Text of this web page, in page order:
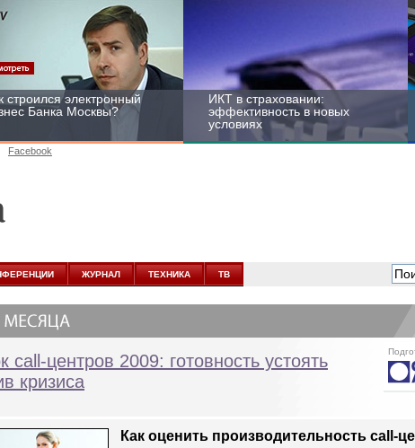
строился электронный
Банка Москвы?
ИКТ в страховании:
эффективность в новых
условиях
госструктур: развитие в
новых условиях
Facebook
ЖУРНАЛ ТЕХНИКА ТВ
call-центров 2009: готовность устоять
кризиса
Как оценить производительность сall-